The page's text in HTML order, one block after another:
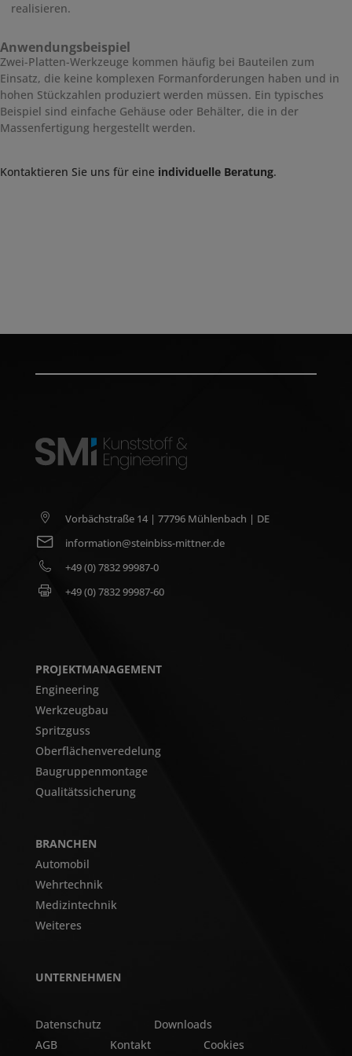
realisieren.
Anwendungsbeispiel
Zwei-Platten-Werkzeuge kommen häufig bei Bauteilen zum
Einsatz, die keine komplexen Formanforderungen haben und in
hohen Stückzahlen produziert werden müssen. Ein typisches
Beispiel sind einfache Gehäuse oder Behälter, die in der
Massenfertigung hergestellt werden.
Kontaktieren Sie uns für eine individuelle Beratung.
Vorbächstraße 14 | 77796 Mühlenbach | DE
information@steinbiss-mittner.de
+49 (0) 7832 99987-0
+49 (0) 7832 99987-60
PROJEKTMANAGEMENT
Engineering
Werkzeugbau
Spritzguss
Oberflächenveredelung
Baugruppenmontage
Qualitätssicherung
BRANCHEN
Automobil
Wehrtechnik
Medizintechnik
Weiteres
UNTERNEHMEN
Datenschutz
Downloads
AGB
Kontakt Cookies